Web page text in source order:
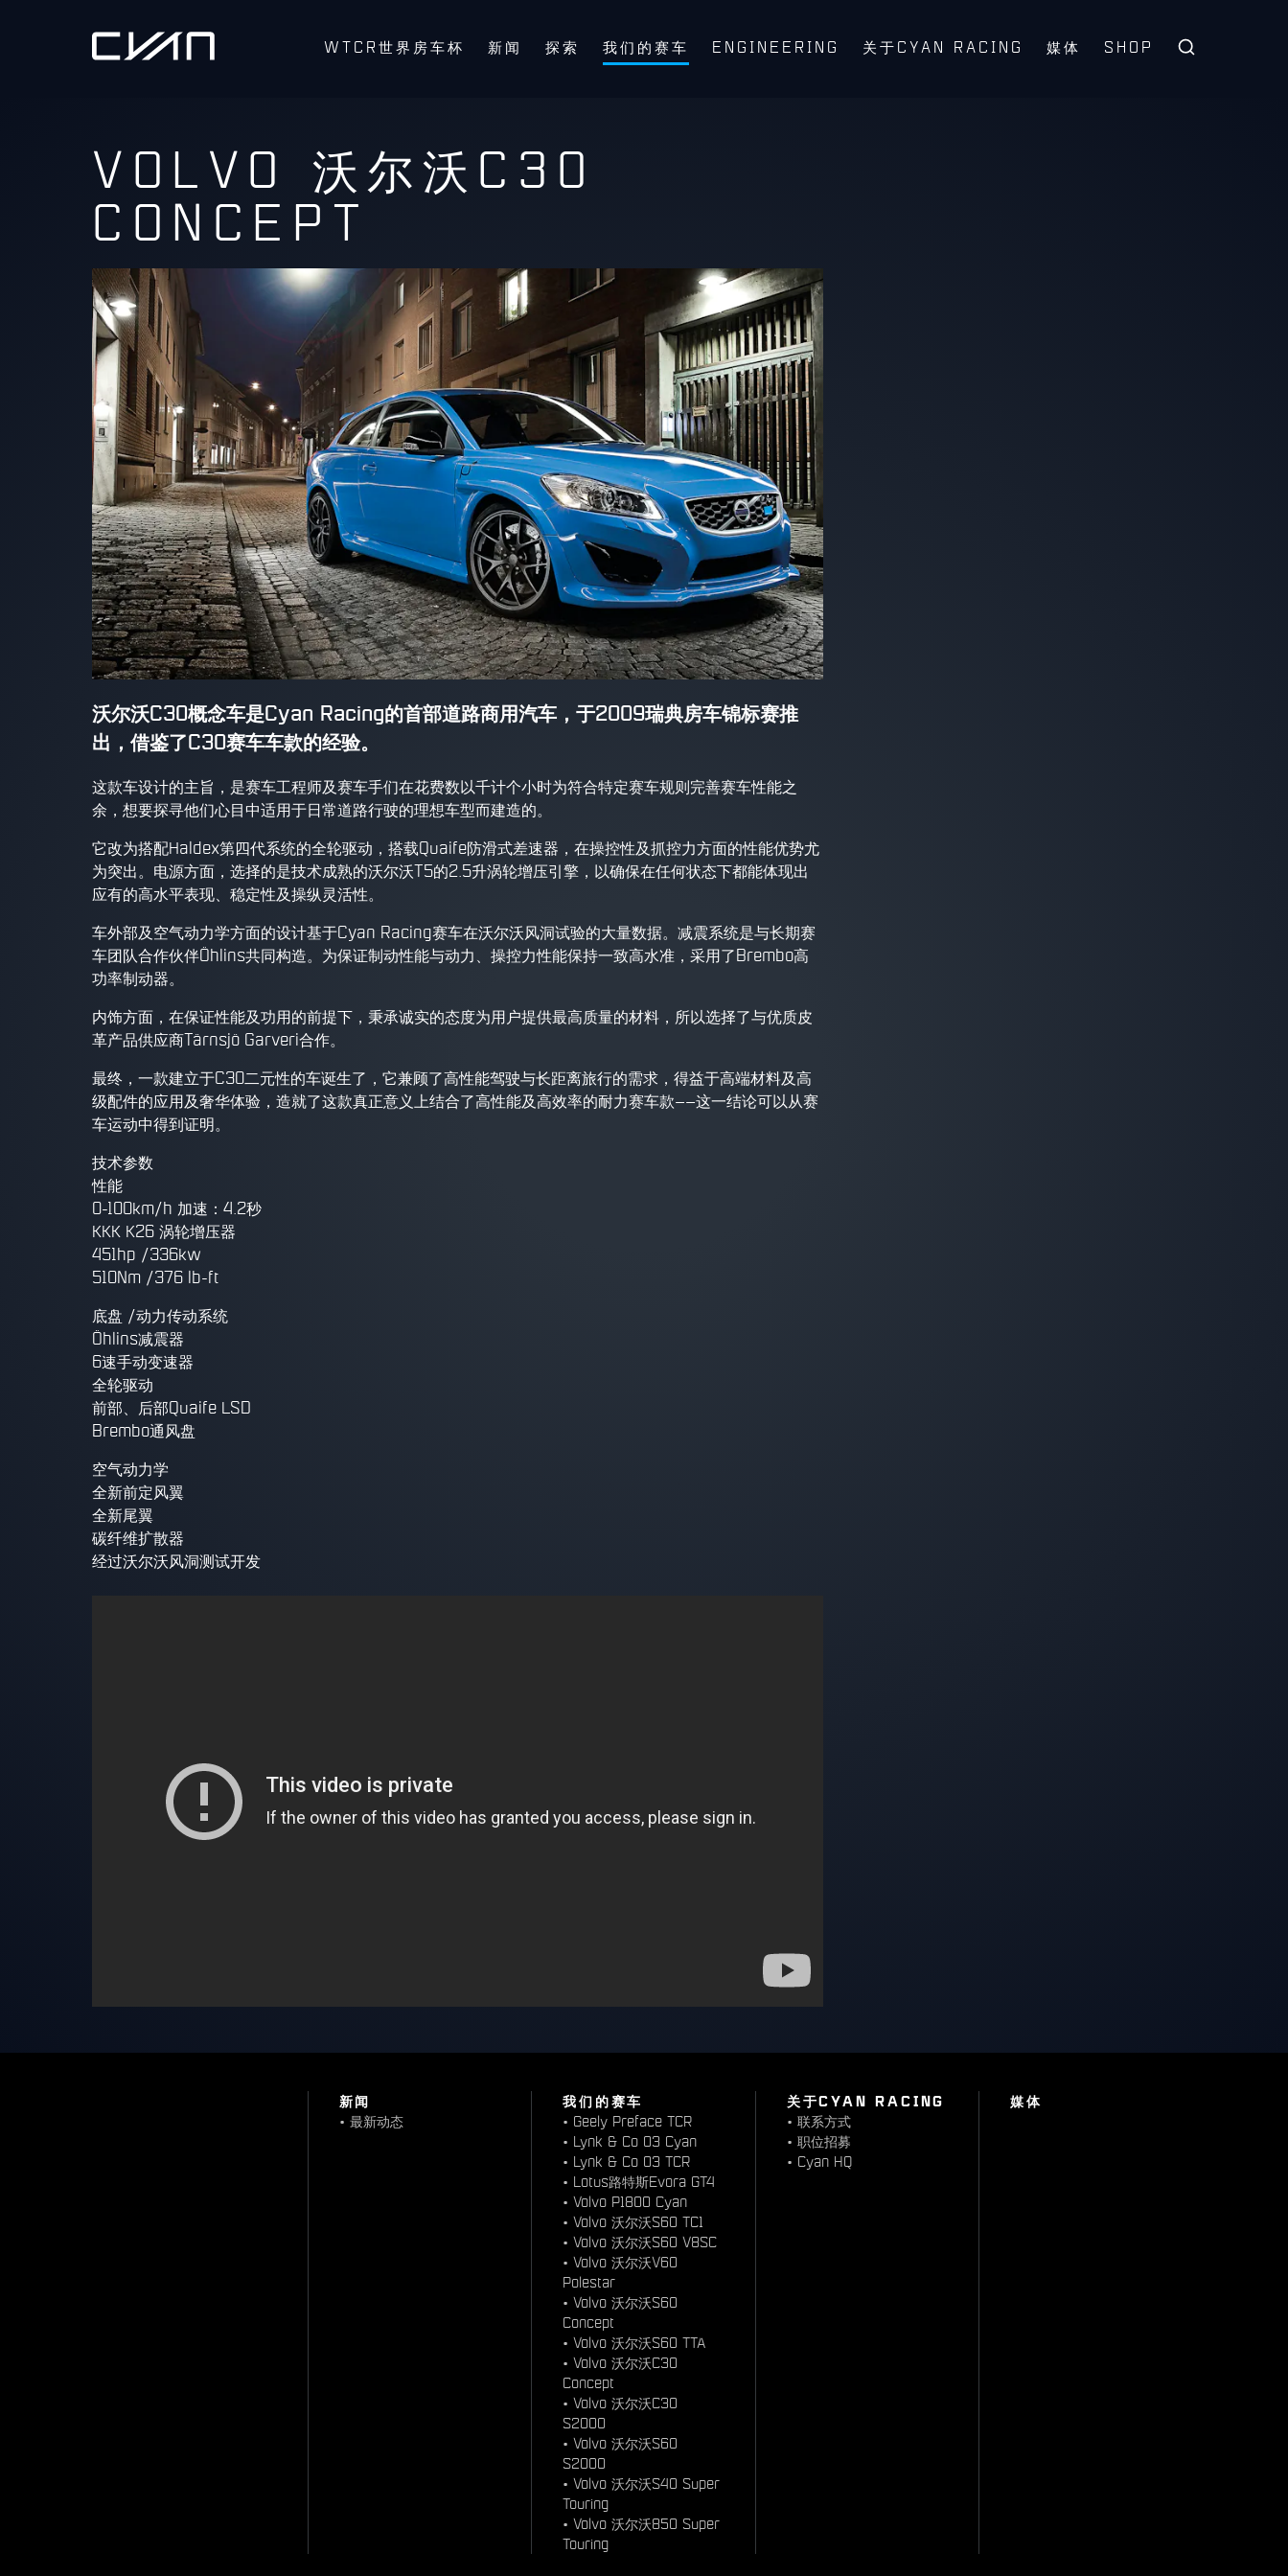
WTCR世界房车杯 新闻 探索 我们的赛车 ENGINEERING 关于CYAN RACING 媒体 SHOP
VOLVO 沃尔沃C30
CONCEPT
沃尔沃C30概念车是Cyan Racing的首部道路商用汽车，于2009瑞典房车锦标赛推
出，借鉴了C30赛车车款的经验。
这款车设计的主旨，是赛车工程师及赛车手们在花费数以千计个小时为符合特定赛车规则完善赛车性能之
余，想要探寻他们心目中适用于日常道路行驶的理想车型而建造的。
它改为搭配Haldex第四代系统的全轮驱动，搭载Quaife防滑式差速器，在操控性及抓控力方面的性能优势尤
为突出。电源方面，选择的是技术成熟的沃尔沃T5的2.5升涡轮增压引擎，以确保在任何状态下都能体现出
应有的高水平表现、稳定性及操纵灵活性。
车外部及空气动力学方面的设计基于Cyan Racing赛车在沃尔沃风洞试验的大量数据。减震系统是与长期赛
车团队合作伙伴Öhlins共同构造。为保证制动性能与动力、操控力性能保持一致高水准，采用了Brembo高
功率制动器。
内饰方面，在保证性能及功用的前提下，秉承诚实的态度为用户提供最高质量的材料，所以选择了与优质皮
革产品供应商Tärnsjö Garveri合作。
最终，一款建立于C30二元性的车诞生了，它兼顾了高性能驾驶与长距离旅行的需求，得益于高端材料及高
级配件的应用及奢华体验，造就了这款真正意义上结合了高性能及高效率的耐力赛车款——这一结论可以从赛
车运动中得到证明。
技术参数
性能
0-100km/h 加速：4.2秒
KKK K26 涡轮增压器
451hp /336kw
510Nm /376 lb-ft
底盘 /动力传动系统
Öhlins减震器
6速手动变速器
全轮驱动
前部、后部Quaife LSD
Brembo通风盘
空气动力学
全新前定风翼
全新尾翼
碳纤维扩散器
经过沃尔沃风洞测试开发
新闻
• 最新动态
我们的赛车
• Geely Preface TCR
• Lynk & Co 03 Cyan
• Lynk & Co 03 TCR
• Lotus路特斯Evora GT4
•Volvo P1800 Cyan
•Volvo 沃尔沃S60 TC1
•Volvo 沃尔沃S60 V8SC
•Volvo 沃尔沃V60
Polestar
•Volvo 沃尔沃S60
Concept
•Volvo 沃尔沃S60 TTA
•Volvo 沃尔沃C30
Concept
•Volvo 沃尔沃C30
S2000
•Volvo 沃尔沃S60
S2000
•Volvo 沃尔沃S40 Super
Touring
•Volvo 沃尔沃850 Super
Touring
关于CYAN RACING
• 联系方式
• 职位招募
• Cyan HQ
媒体